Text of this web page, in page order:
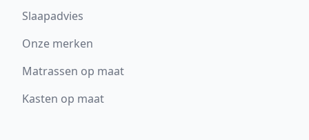
Slaapadvies
Onze merken
Matrassen op maat
Kasten op maat